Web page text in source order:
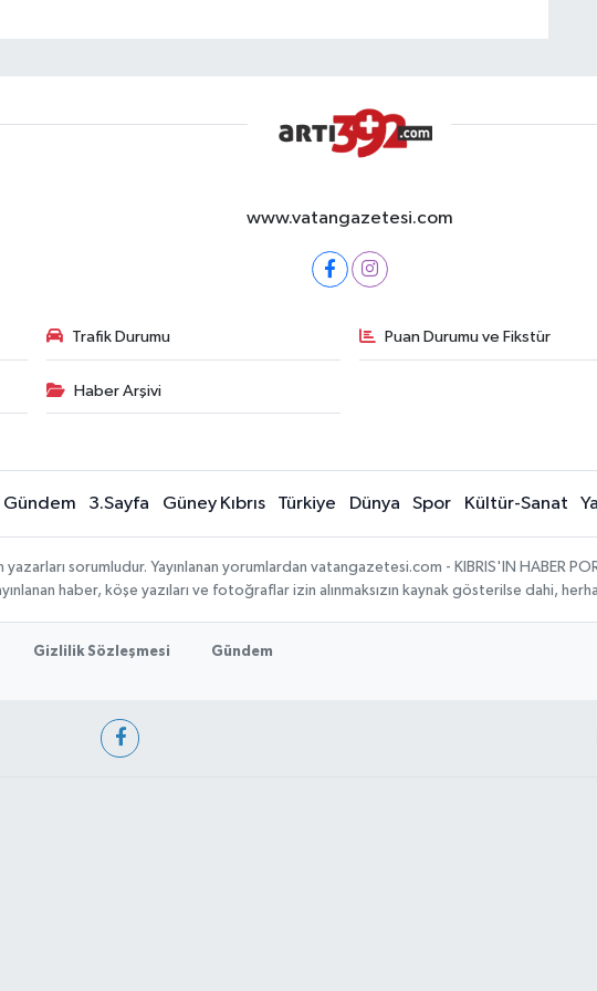
www.vatangazetesi.com
Trafik Durumu Puan Durumu ve Fikstür
Haber Arşivi
Gündem 3.Sayfa Güney Kıbrıs Türkiye Dünya Spor Kültür-Sanat
sorumludur. Yayınlanan yorumlardan vatangazetesi.com - KIBRIS'IN HABER
haber, köşe yazıları ve fotoğraflar izin alınmaksızın kaynak gösterilse dahi,
Gizlilik Sözleşmesi Gündem